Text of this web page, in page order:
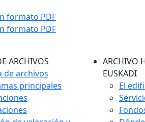
formato PDF
formato PDF
ARCHIVOS
de archivos
principales
ARCHIVO
EUSKADI
El